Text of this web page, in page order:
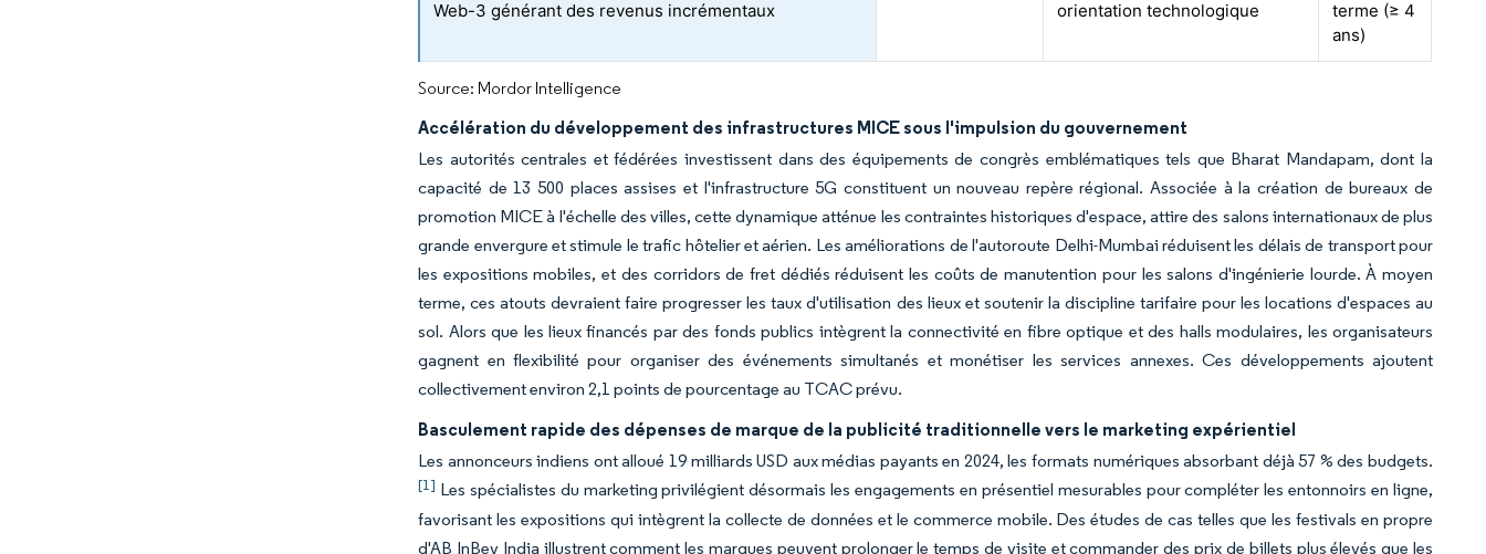
Web-3 générant des revenus incrémentaux
orientation technologique
terme (≥ 4
ans)
Source: Mordor Intelligence
Accélération du développement des infrastructures MICE sous l'impulsion du gouvernement
Les autorités centrales et fédérées investissent dans des équipements de congrès emblématiques tels que Bharat Mandapam, dont la
capacité de 13 500 places assises et l'infrastructure 5G constituent un nouveau repère régional. Associée à la création de bureaux de
promotion MICE à l'échelle des villes, cette dynamique atténue les contraintes historiques d'espace, attire des salons internationaux de plus
grande envergure et stimule le trafic hôtelier et aérien. Les améliorations de l'autoroute Delhi-Mumbai réduisent les délais de transport pour
les expositions mobiles, et des corridors de fret dédiés réduisent les coûts de manutention pour les salons d'ingénierie lourde. À moyen
terme, ces atouts devraient faire progresser les taux d'utilisation des lieux et soutenir la discipline tarifaire pour les locations d'espaces au
sol. Alors que les lieux financés par des fonds publics intègrent la connectivité en fibre optique et des halls modulaires, les organisateurs
gagnent en flexibilité pour organiser des événements simultanés et monétiser les services annexes. Ces développements ajoutent
collectivement environ 2,1 points de pourcentage au TCAC prévu.
Basculement rapide des dépenses de marque de la publicité traditionnelle vers le marketing expérientiel
Les annonceurs indiens ont alloué 19 milliards USD aux médias payants en 2024, les formats numériques absorbant déjà 57 % des budgets.
[1] Les spécialistes du marketing privilégient désormais les engagements en présentiel mesurables pour compléter les entonnoirs en ligne,
favorisant les expositions qui intègrent la collecte de données et le commerce mobile. Des études de cas telles que les festivals en propre
d'AB InBev India illustrent comment les marques peuvent prolonger le temps de visite et commander des prix de billets plus élevés que les